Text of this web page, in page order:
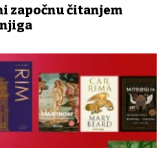
započnu čitanjem